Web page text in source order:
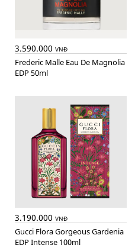
3.590.000 VNĐ
Frederic Malle Eau De Magnolia
EDP 50ml
3.190.000 VNĐ
Gucci Flora Gorgeous Gardenia
EDP Intense 100ml